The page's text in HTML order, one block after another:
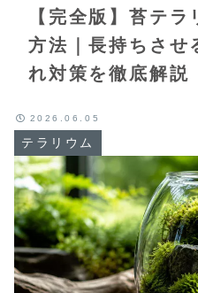
【完全版】苔テ
方法｜長持ちさせ
れ対策を徹底解説
テラリウム
2026.06.05